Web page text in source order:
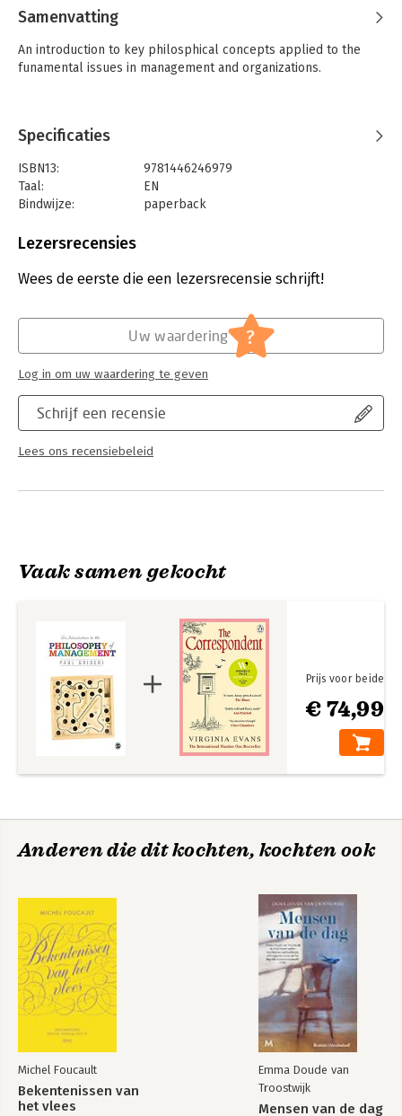
Samenvatting
An introduction to key philosphical concepts applied to the
funamental issues in management and organizations.
Specificaties
ISBN13:
9781446246979
Taal:
EN
Bindwijze:
paperback
Uitgever:
Lezersrecensies
Wees de eerste die een lezersrecensie schrijft!
Schrijf een recensie
Lees ons recensiebeleid
Uw waardering ?
Log in om uw waardering te geven
Vaak samen gekocht
€ 74,99
Prijs voor beide
Anderen die dit kochten, kochten ook
Michel Foucault
Bekentenissen van
het vlees
Emma Doude van
Troostwijk
Mensen van de dag